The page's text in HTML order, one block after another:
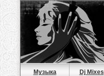
Музыка Dj Mixes